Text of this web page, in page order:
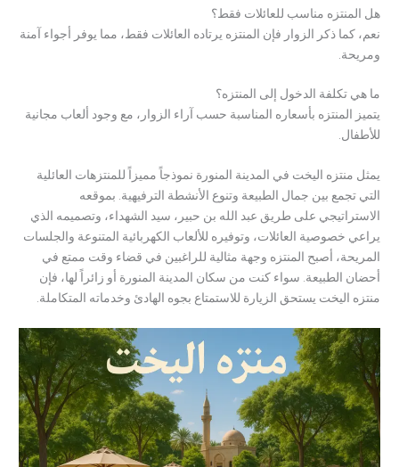
هل المنتزه مناسب للعائلات فقط؟
نعم، كما ذكر الزوار فإن المنتزه يرتاده العائلات فقط، مما يوفر أجواء آمنة
ومريحة.
ما هي تكلفة الدخول إلى المنتزه؟
يتميز المنتزه بأسعاره المناسبة حسب آراء الزوار، مع وجود ألعاب مجانية
للأطفال.
يمثل منتزه اليخت في المدينة المنورة نموذجاً مميزاً للمنتزهات العائلية
التي تجمع بين جمال الطبيعة وتنوع الأنشطة الترفيهية. بموقعه
الاستراتيجي على طريق عبد الله بن حبير، سيد الشهداء، وتصميمه الذي
يراعي خصوصية العائلات، وتوفيره للألعاب الكهربائية المتنوعة والجلسات
المريحة، أصبح المنتزه وجهة مثالية للراغبين في قضاء وقت ممتع في
أحضان الطبيعة. سواء كنت من سكان المدينة المنورة أو زائراً لها، فإن
منتزه اليخت يستحق الزيارة للاستمتاع بجوه الهادئ وخدماته المتكاملة.